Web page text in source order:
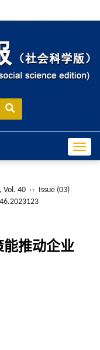
Vol. 40 ››
Issue (03)
推动企业